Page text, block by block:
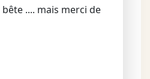
.... mais merci de